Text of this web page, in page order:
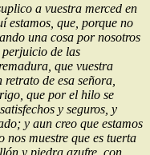
a vuestra merced en
estamos, que, porque no
una cosa por nosotros
perjuicio de las
que vuestra
de esa señora,
que por el hilo se
y seguros, y
y aun creo que estamos
nos muestre que es tuerta
y piedra azufre, con